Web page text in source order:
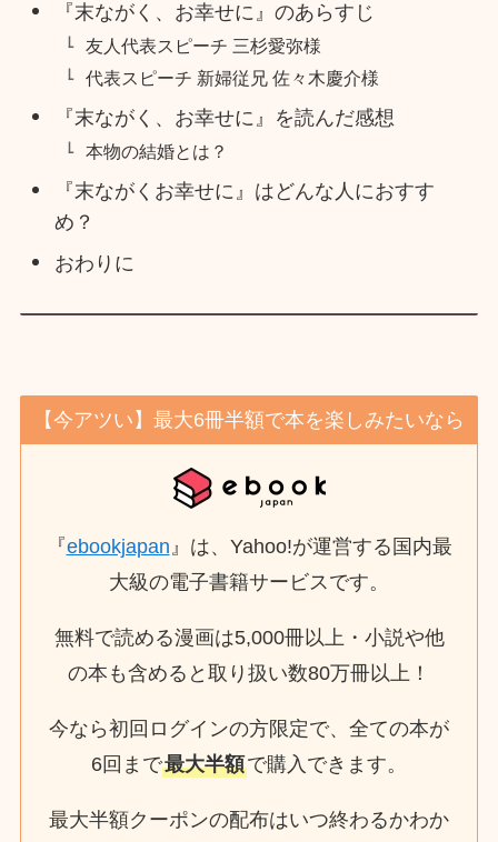
『末ながく、お幸せに』のあらすじ
友人代表スピーチ 三杉愛弥様
代表スピーチ 新婦従兄 佐々木慶介様
『末ながく、お幸せに』を読んだ感想
本物の結婚とは？
『末ながくお幸せに』はどんな人におすす
め？
おわりに
【今アツい】最大6冊半額で本を楽しみたいなら
『ebookjapan』は、Yahoo!が運営する国内最
大級の電子書籍サービスです。
無料で読める漫画は5,000冊以上・小説や他
の本も含めると取り扱い数80万冊以上！
今なら初回ログインの方限定で、全ての本が
6回まで最大半額で購入できます。
最大半額クーポンの配布はいつ終わるかわか